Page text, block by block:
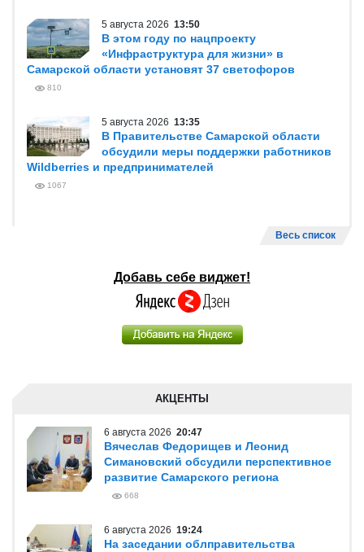
5 августа 2026 13:50
В этом году по нацпроекту
«Инфраструктура для жизни» в
Самарской области установят 37 светофоров
810
5 августа 2026 13:35
В Правительстве Самарской области
обсудили меры поддержки работников
Wildberries и предпринимателей
1067
Весь список
Добавь себе виджет!
АКЦЕНТЫ
6 августа 2026 20:47
Вячеслав Федорищев и Леонид
Симановский обсудили перспективное
развитие Самарского региона
668
6 августа 2026 19:24
На заседании облправительства